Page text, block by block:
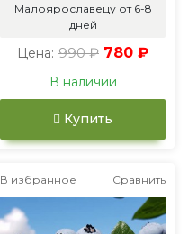
Малоярославецу от 6-8
дней
Цена: 990 ₽ 780 ₽
В наличии
Купить
В избранное Сравнить